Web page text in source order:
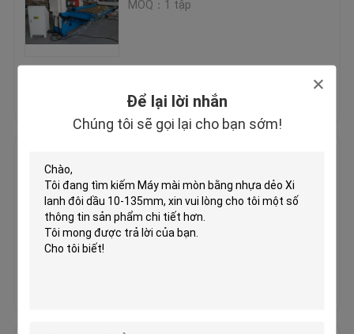
Để lại lời nhắn
Chúng tôi sẽ gọi lại cho bạn sớm!
Máy dán ngọn lửa
MOQ：1 tập
Liên hệ chúng tôi
MOQ：1 tập